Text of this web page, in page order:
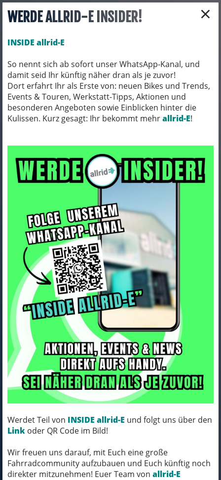
×
WERDE ALLRID-E INSIDER!
INSIDE allrid-E
So nennt sich ab sofort unser WhatsApp-Kanal, und
damit seid Ihr künftig näher dran als je zuvor!
Dort erfahrt Ihr als Erste von: neuen Bikes und Trends,
Events & Touren, Werkstatt-Tipps, Aktionen und
besonderen Angeboten sowie Einblicken hinter die
Kulissen. Kurz gesagt: Ihr bekommt mehrallrid-E!
Werdet Teil von INSIDE allrid-E und folgt uns über den
Link oder QR Code im Bild!
Wir freuen uns darauf, mit Euch eine große
Fahrradcommunity aufzubauen und Euch künftig noch
direkter mitzunehmen! Euer Team von allrid-E
Toggle navigation
FAHRRADZUBEHÖR PACKTASCHEN / ORTLIEB
ORTLIEB Klettverschluss
Velocity
Art.Nr. e234
Farbe: black
MICH KANNST DU BESTELLEN - MIT